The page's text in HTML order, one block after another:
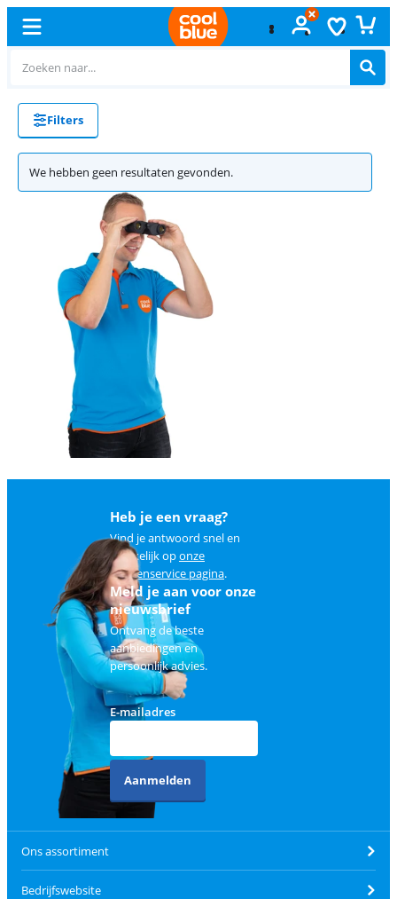
Filters
We hebben geen resultaten gevonden.
Heb je een vraag?
Vind je antwoord snel en
makkelijk oponze
klantenservice pagina.
Meld je aan voor onze
nieuwsbrief
Ontvang de beste
aanbiedingen en
persoonlijk advies.
E-mailadres
Aanmelden
Ons assortiment
Bedrijfswebsite